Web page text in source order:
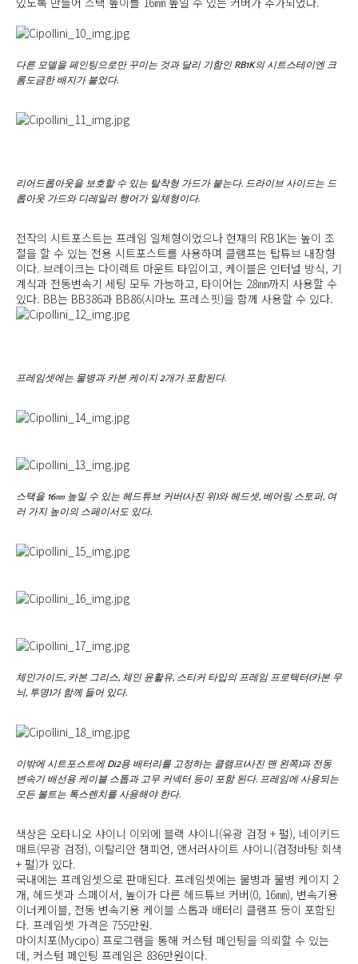
다른 모델을 페인팅으로만 꾸미는 것과 달리 기함인 RB1K의 시트스테이엔 크
롬도금한 배지가 붙었다.
리어드롭아웃을 보호할 수 있는 탈착형 가드가 붙는다. 드라이브 사이드는 드
롭아웃 가드와 디레일러 행어가 일체형이다.
전작의 시트포스트는 프레임 일체형이었으나 현재의 RB1K는 높이 조
절을 할 수 있는 전용 시트포스트를 사용하며 클램프는 탑튜브 내장형
이다. 브레이크는 다이렉트 마운트 타입이고, 케이블은 인터널 방식, 기
계식과 전동변속기 세팅 모두 가능하고, 타이어는 28㎜까지 사용할 수
있다. BB는 BB386과 BB86(시마노 프레스핏)을 함께 사용할 수 있다.
프레임셋에는 물병과 카본 케이지 2개가 포함된다.
스택을 16㎜ 높일 수 있는 헤드튜브 커버(사진 위)와 헤드셋, 베어링 스토퍼, 여
러 가지 높이의 스페이서도 있다.
체인가이드, 카본 그리스, 체인 윤활유, 스티커 타입의 프레임 프로텍터(카본 무
늬, 투명)가 함께 들어 있다.
이밖에 시트포스트에 Di2용 배터리를 고정하는 클램프(사진 맨 왼쪽)과 전동
변속기 배선용 케이블 스톱과 고무 커넥터 등이 포함 된다. 프레임에 사용되는
모든 볼트는 톡스렌치를 사용해야 한다.
색상은 오타니오 샤이니 이외에 블랙 샤이니(유광 검정 + 펄), 네이키드
매트(무광 검정), 이탈리안 챔피언, 앤서러사이트 샤이니(검정바탕 회색
+ 펄)가 있다.
국내에는 프레임셋으로 판매된다. 프레임셋에는 물병과 물병 케이지 2
개, 헤드셋과 스페이서, 높이가 다른 헤드튜브 커버(0, 16㎜), 변속기용
이너케이블, 전동 변속기용 케이블 스톱과 배터리 클램프 등이 포함된
다. 프레임셋 가격은 755만원.
마이치포(Mycipo) 프로그램을 통해 커스텀 페인팅을 의뢰할 수 있는
데, 커스텀 페인팅 프레임은 836만원이다.